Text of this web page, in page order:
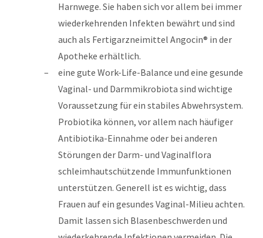
Harnwege. Sie haben sich vor allem bei immer
wiederkehrenden Infekten bewährt und sind
auch als Fertigarzneimittel Angocin® in der
Apotheke erhältlich.
eine gute Work-Life-Balance und eine gesunde
Vaginal- und Darmmikrobiota sind wichtige
Voraussetzung für ein stabiles Abwehrsystem.
Probiotika können, vor allem nach häufiger
Antibiotika-Einnahme oder bei anderen
Störungen der Darm- und Vaginalflora
schleimhautschützende Immunfunktionen
unterstützen. Generell ist es wichtig, dass
Frauen auf ein gesundes Vaginal-Milieu achten.
Damit lassen sich Blasenbeschwerden und